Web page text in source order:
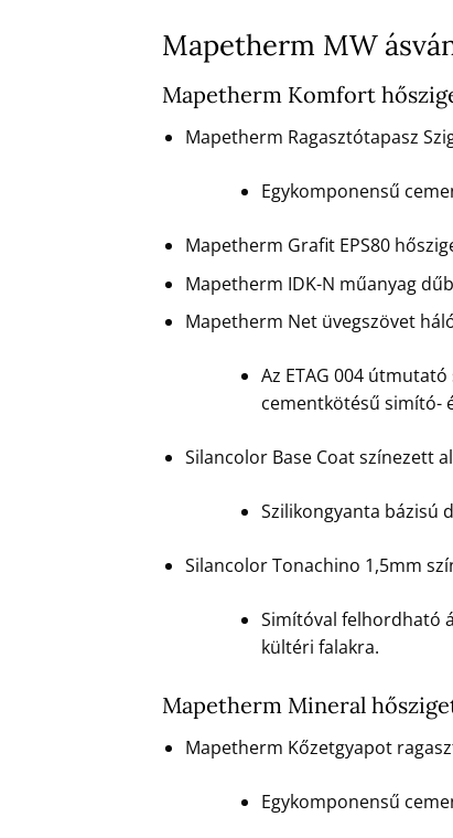
Mapetherm MW
Mapetherm Komfort
Mapetherm Ragasztótapasz
Egykomponensű
Mapetherm Grafit EPS80
Mapetherm IDK-N műanyag
Mapetherm Net üvegszövet
Az ETAG 004
cementkötésű simító-
Silancolor Base Coat színezett
Szilikongyanta bázisú
Silancolor Tonachino 1,5mm
Simítóval felhordható
kültéri falakra.
Mapetherm Mineral
Mapetherm Kőzetgyapot
Egykomponensű